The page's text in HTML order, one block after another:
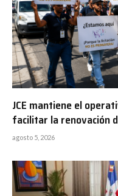
JCE mantiene el
facilitar la renovación
agosto 5, 2026